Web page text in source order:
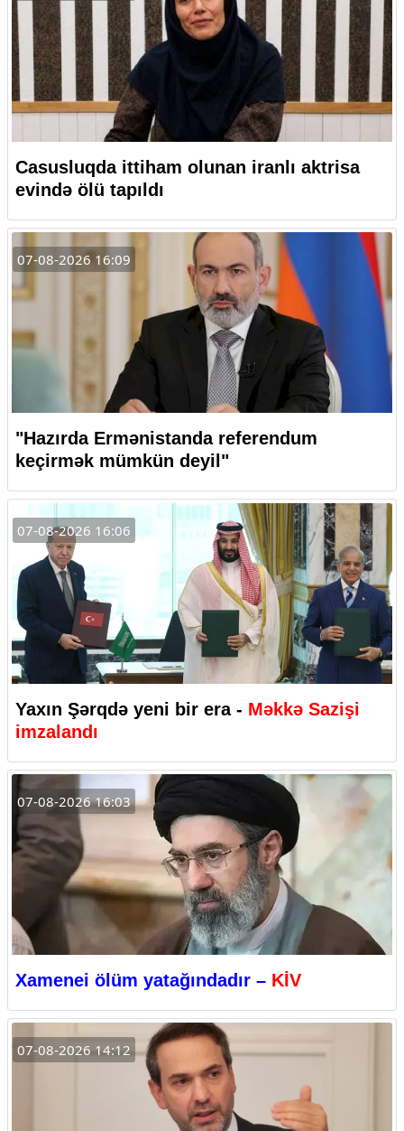
Casusluqda ittiham olunan iranlı aktrisa
evində ölü tapıldı
07-08-2026 16:09
"Hazırda Ermənistanda referendum
keçirmək mümkün deyil"
07-08-2026 16:06
Yaxın Şərqdə yeni bir era - Məkkə Sazişi
imzalandı
07-08-2026 16:03
Xamenei ölüm yatağındadır – KİV
07-08-2026 14:12